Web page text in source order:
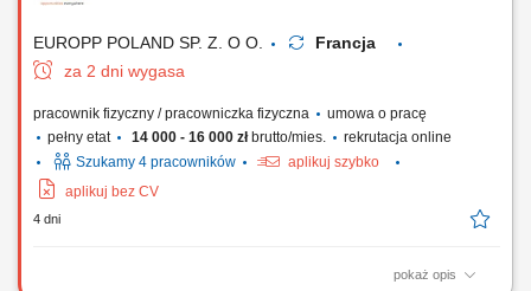
odtłuszczanie elementów; Dobieranie komponentów oraz samodzielne
EUROPP POLAND SP. Z. O O.
Francja
za 2 dni wygasa
pracownik fizyczny / pracowniczka fizyczna
umowa o pracę
pełny etat
14 000 - 16 000 złbrutto/mies.
rekrutacja online
Szukamy 4 pracowników
aplikuj szybko
aplikuj bez CV
4 dni
pokaż opis